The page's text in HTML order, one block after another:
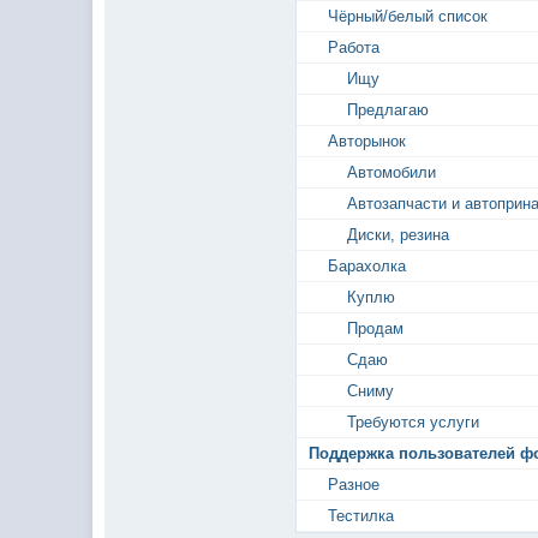
Чёрный/белый список
Работа
Ищу
Предлагаю
Авторынок
Автомобили
Автозапчасти и
Диски, резина
Барахолка
Куплю
Продам
Сдаю
Сниму
Требуются услуги
Поддержка пользователей
Разное
Тестилка